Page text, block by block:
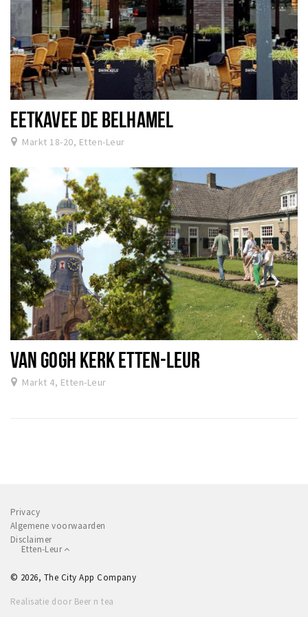
EETKAVEE DE BELHAMEL
Markt 18-20, Etten-Leur
VAN GOGH KERK ETTEN-LEUR
Markt 4, Etten-Leur
Privacy
Algemene voorwaarden
Disclaimer
Etten-Leur
© 2026, The City App Company
Realisatie door Beer n tea